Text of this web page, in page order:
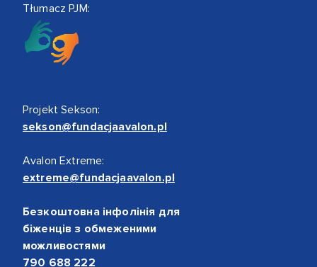
Tłumacz PJM:
Projekt Sekson:
sekson@fundacjaavalon.pl
Avalon Extreme:
extreme@fundacjaavalon.pl
Безкоштовна інфолінія для
біженців з обмеженими
можливостями
790 688 222